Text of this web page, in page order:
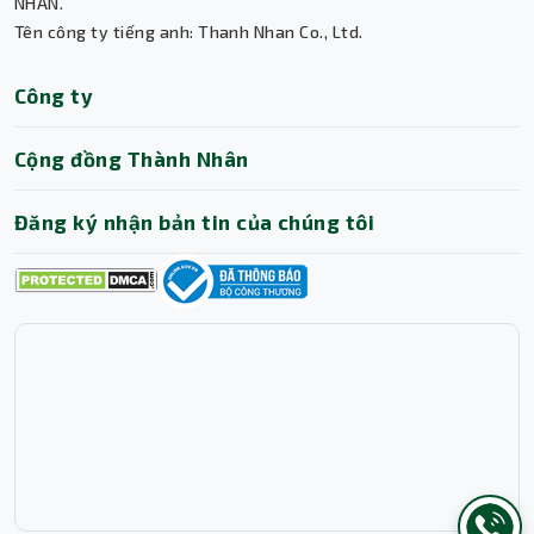
suốt nhờ quy trình hỗ trợ chuyên nghiệp
Tên công ty tiếng anh: Thanh Nhan Co., Ltd.
Công ty
Cộng đồng Thành Nhân
Đăng ký nhận bản tin của chúng tôi
Trợ lý AI • Phản hồi tức thì